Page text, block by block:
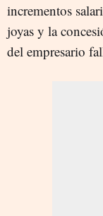
incrementos
joyas y la
del empresario